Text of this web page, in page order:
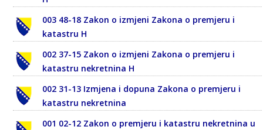
003 48-18 Zakon o izmjeni Zakona o premjeru i
katastru H
002 37-15 Zakon o izmjeni Zakona o premjeru i
katastru nekretnina H
002 31-13 Izmjena i dopuna Zakona o premjeru i
katastru nekretnina
001 02-12 Zakon o premjeru i katastru nekretnina u